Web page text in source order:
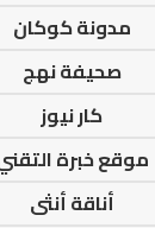
مدونة كوكان
صحيفة نهج
كار نيوز
موقع خبرة
أناقة أنثى